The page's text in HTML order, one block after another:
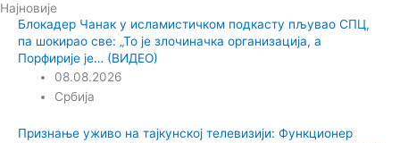
Најновије
Блокадер Чанак у исламистичком подкасту пљувао СПЦ,
па шокирао све: „То је злочиначка организација, а
Порфирије је… (ВИДЕО)
08.08.2026
Србија
Признање уживо на тајкунској телевизији: Функционер